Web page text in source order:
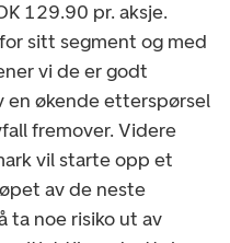
129.90 pr. aksje.
sitt segment og med
vi de er godt
en økende etterspørsel
fremover. Videre
vil starte opp et
av de neste
ta noe risiko ut av